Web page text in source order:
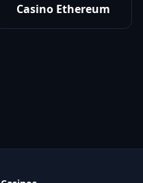
Casino Ethereum